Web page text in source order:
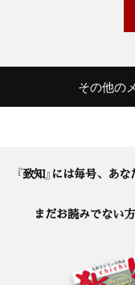
その他の
『致知』には毎号、あ
まだお読みでない